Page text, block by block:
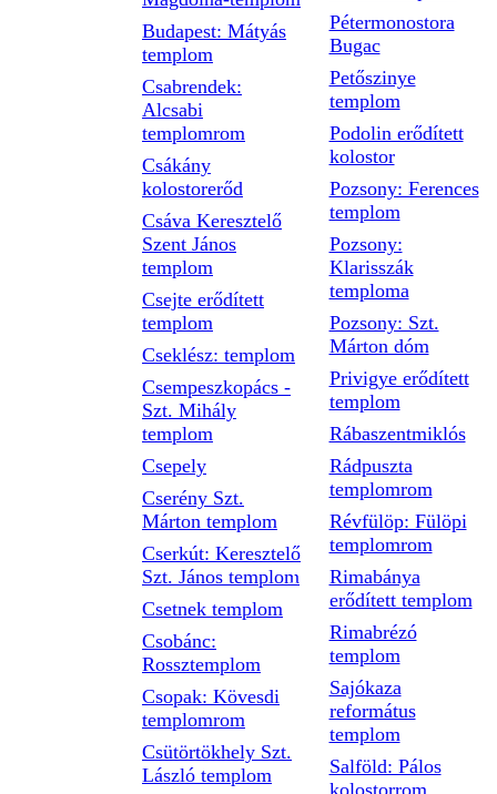
Budapest: Mátyás
templom
Csabrendek:
Alcsabi
templomrom
Csákány
kolostorerőd
Csáva Keresztelő
Szent János
templom
Csejte erődített
templom
Cseklész: templom
Csempeszkopács -
Szt. Mihály
templom
Csepely
Cserény Szt.
Márton templom
Cserkút: Keresztelő
Szt. János templom
Csetnek templom
Csobánc:
Rossztemplom
Csopak: Kövesdi
templomrom
Csütörtökhely Szt.
László templom
Pétermonostora
Bugac
Petőszinye
templom
Podolin erődített
kolostor
Pozsony: Ferences
templom
Pozsony:
Klarisszák
temploma
Pozsony: Szt.
Márton dóm
Privigye erődített
templom
Rábaszentmiklós
Rádpuszta
templomrom
Révfülöp: Fülöpi
templomrom
Rimabánya
erődített templom
Rimabrézó
templom
Sajókaza
református
templom
Salföld: Pálos